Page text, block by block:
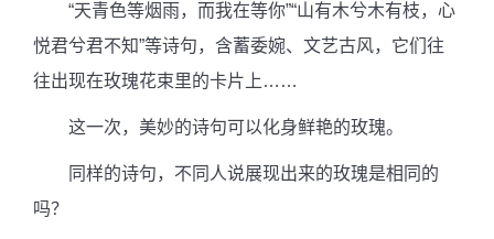
“天青色等烟雨，而我在等你”“山有木兮木有枝，心
悦君兮君不知”等诗句，含蓄委婉、文艺古风，它们往
往出现在玫瑰花束里的卡片上……
这一次，美妙的诗句可以化身鲜艳的玫瑰。
同样的诗句，不同人说展现出来的玫瑰是相同的
吗？